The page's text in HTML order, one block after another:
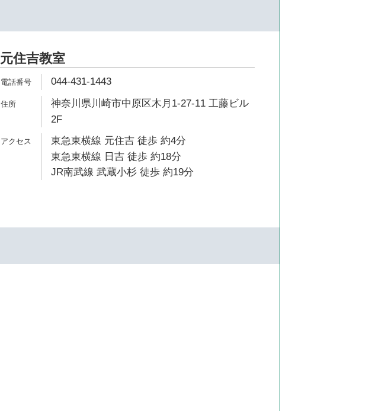
元住吉教室
044-431-1443
神奈川県川崎市中原区木月1-27-11 工藤ビル
2F
東急東横線 元住吉 徒歩 約4分
東急東横線 日吉 徒歩 約18分
JR南武線 武蔵小杉 徒歩 約19分